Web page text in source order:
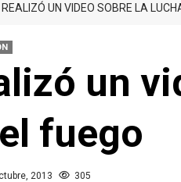
UN VIDEO SOBRE LA
un
fuego
2013 305